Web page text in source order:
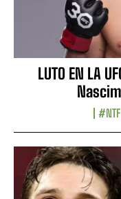
LUTO EN LA
#NTF